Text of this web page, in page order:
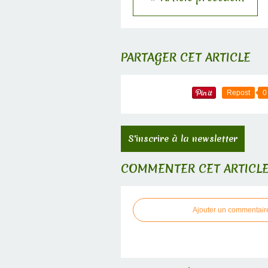
PARTAGER CET ARTICLE
Repost 0
S'inscrire à la newsletter
COMMENTER CET
Ajouter un